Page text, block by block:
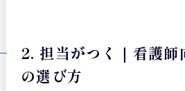
2. 担当がつく｜看護師
の選び方